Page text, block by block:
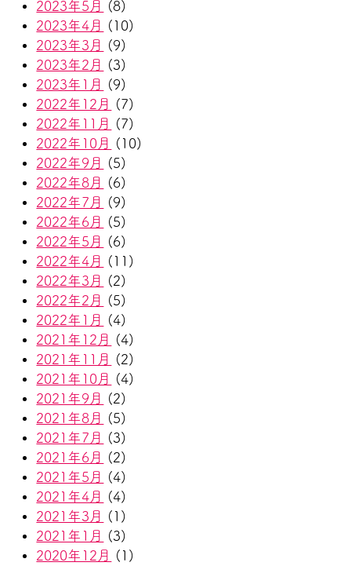
2023年5月
(8)
2023年4月
(10)
2023年3月
(9)
2023年2月
(3)
2023年1月
(9)
2022年12月
(7)
2022年11月
(7)
2022年10月
(10)
2022年9月
(5)
2022年8月
(6)
2022年7月
(9)
2022年6月
(5)
2022年5月
(6)
2022年4月
(11)
2022年3月
(2)
2022年2月
(5)
2022年1月
(4)
2021年12月
(4)
2021年11月
(2)
2021年10月
(4)
2021年9月
(2)
2021年8月
(5)
2021年7月
(3)
2021年6月
(2)
2021年5月
(4)
2021年4月
(4)
2021年3月
(1)
2021年1月
(3)
2020年12月
(1)